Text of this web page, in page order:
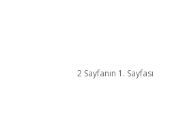
2 Sayfanın 1. Sayfası